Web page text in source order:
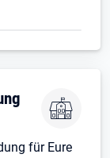
für Eure